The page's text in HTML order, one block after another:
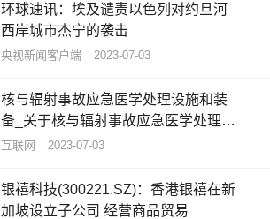
环球速讯：埃及谴责以色列对约旦河
西岸城市杰宁的袭击
央视新闻客户端 2023-07-03
核与辐射事故应急医学处理设施和装
备_关于核与辐射事故应急医学处理设
施和装备概略
互联网 2023-07-03
银禧科技(300221.SZ)：香港银禧在新
加坡设立子公司 经营商品贸易